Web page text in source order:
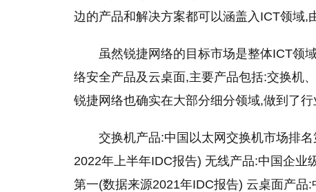
边的产品和解决方案都可以涵盖入ICT领域,
虽然锐捷网络的目标市场是整体ICT领
络安全产品及云桌面,主要产品包括:交换机
锐捷网络也确实在大部分细分领域,做到了
交换机产品:中国以太网交换机市场排
2022年上半年IDC报告) 无线产品:中国企业
第一(数据来源2021年IDC报告) 云桌面产